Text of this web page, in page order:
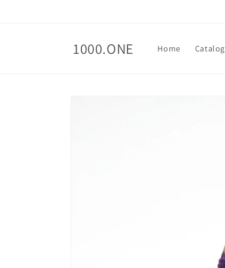
1000.ONE Home Catalog